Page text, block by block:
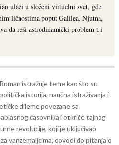
ulazi u složeni virtuelni svet, gde
ličnostima poput Galilea, Njutna,
da reši astrodinamički problem tri
Roman istražuje teme kao što su
politička istorija, naučna istraživanja i
etičke dileme povezane sa
časovnika i otkriće tajnog
revolucije, koji je uključivao
vanzemaljcima, dovodi do pitanja o